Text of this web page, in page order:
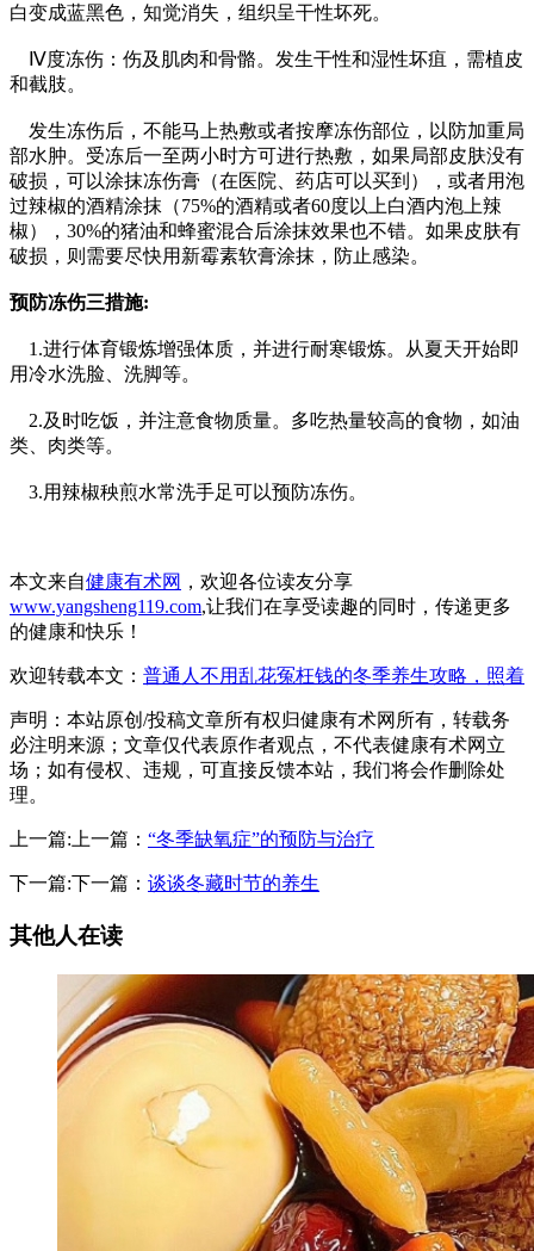
白变成蓝黑色，知觉消失，组织呈干性坏死。
Ⅳ度冻伤：伤及肌肉和骨骼。发生干性和湿性坏疽，需植皮
和截肢。
发生冻伤后，不能马上热敷或者按摩冻伤部位，以防加重局
部水肿。受冻后一至两小时方可进行热敷，如果局部皮肤没有
破损，可以涂抹冻伤膏（在医院、药店可以买到），或者用泡
过辣椒的酒精涂抹（75%的酒精或者60度以上白酒内泡上辣
椒），30%的猪油和蜂蜜混合后涂抹效果也不错。如果皮肤有
破损，则需要尽快用新霉素软膏涂抹，防止感染。
预防冻伤三措施:
1.进行体育锻炼增强体质，并进行耐寒锻炼。从夏天开始即
用冷水洗脸、洗脚等。
2.及时吃饭，并注意食物质量。多吃热量较高的食物，如油
类、肉类等。
3.用辣椒秧煎水常洗手足可以预防冻伤。
本文来自健康有术网 ，欢迎各位读友分享
www.yangsheng119.com,让我们在享受读趣的同时，传递更多
的健康和快乐！
欢迎转载本文： 普通人不用乱花冤枉钱的冬季养生攻略，照着
声明：本站原创/投稿文章所有权归健康有术网所有，转载务
必注明来源；文章仅代表原作者观点，不代表健康有术网立
场；如有侵权、违规，可直接反馈本站，我们将会作删除处
理。
上一篇:上一篇： “冬季缺氧症”的预防与治疗
下一篇:下一篇： 谈谈冬藏时节的养生
其他人在读